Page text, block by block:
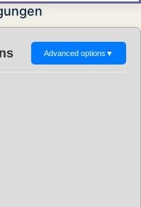
Advanced options ▼